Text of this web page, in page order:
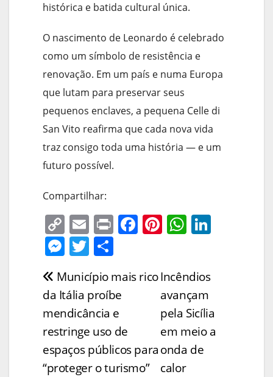
histórica e batida cultural única.
O nascimento de Leonardo é celebrado
como um símbolo de resistência e
renovação. Em um país e numa Europa
que lutam para preservar seus
pequenos enclaves, a pequena Celle di
San Vito reafirma que cada nova vida
traz consigo toda uma história — e um
futuro possível.
Compartilhar:
C
o
p
y
Li
n
k
E
m
ai
l
Pr F
e
o
k
Pi
e
st
W
s
A
p
p
n
M
e
ss
e
n
g
er
T
w
itt
er
ar
e
Navegação
de
Post
Incêndios
avançam
pela Sicília
em meio a
onda de
calor
Município mais rico
da Itália proíbe
mendicância e
restringe uso de
espaços públicos para
“proteger o turismo”